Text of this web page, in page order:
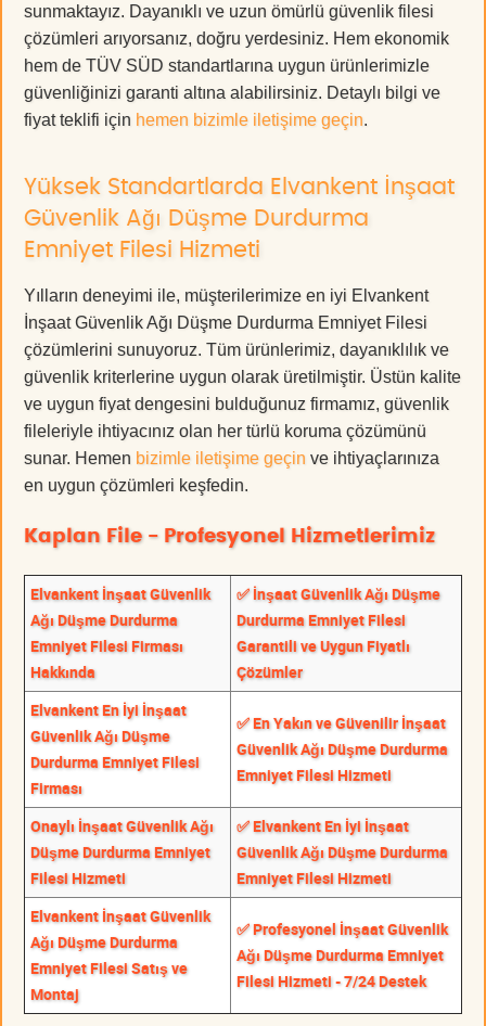
sunmaktayız. Dayanıklı ve uzun ömürlü güvenlik filesi
çözümleri arıyorsanız, doğru yerdesiniz. Hem ekonomik
hem de TÜV SÜD standartlarına uygun ürünlerimizle
güvenliğinizi garanti altına alabilirsiniz. Detaylı bilgi ve
fiyat teklifi için hemen bizimle iletişime geçin.
Yüksek Standartlarda Elvankent İnşaat
Güvenlik Ağı Düşme Durdurma
Emniyet Filesi Hizmeti
Yılların deneyimi ile, müşterilerimize en iyi Elvankent
İnşaat Güvenlik Ağı Düşme Durdurma Emniyet Filesi
çözümlerini sunuyoruz. Tüm ürünlerimiz, dayanıklılık ve
güvenlik kriterlerine uygun olarak üretilmiştir. Üstün kalite
ve uygun fiyat dengesini bulduğunuz firmamız, güvenlik
fileleriyle ihtiyacınız olan her türlü koruma çözümünü
sunar. Hemen bizimle iletişime geçin ve ihtiyaçlarınıza
en uygun çözümleri keşfedin.
Kaplan File - Profesyonel Hizmetlerimiz
Elvankent İnşaat Güvenlik
Ağı Düşme Durdurma
Emniyet Filesi Firması
Hakkında
✅ İnşaat Güvenlik Ağı Düşme
Durdurma Emniyet Filesi
Garantili ve Uygun Fiyatlı
Çözümler
Elvankent En İyi İnşaat
Güvenlik Ağı Düşme
Durdurma Emniyet Filesi
Firması
✅ En Yakın ve Güvenilir İnşaat
Güvenlik Ağı Düşme Durdurma
Emniyet Filesi Hizmeti
Onaylı İnşaat Güvenlik Ağı
Düşme Durdurma Emniyet
Filesi Hizmeti
✅ Elvankent En İyi İnşaat
Güvenlik Ağı Düşme Durdurma
Emniyet Filesi Hizmeti
Elvankent İnşaat Güvenlik
Ağı Düşme Durdurma
Emniyet Filesi Satış ve
Montaj
✅ Profesyonel İnşaat Güvenlik
Ağı Düşme Durdurma Emniyet
Filesi Hizmeti - 7/24 Destek